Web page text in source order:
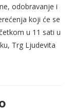
odobravanje i
koji će se
u 11 sati u
Trg Ljudevita